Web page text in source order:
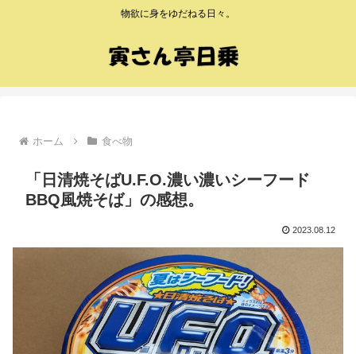
物欲に身をゆだねる日々。
ホーム 食べ物
「日清焼そばU.F.O.濃い濃いシーフード
BBQ風焼そば」の感想。
2023.08.12